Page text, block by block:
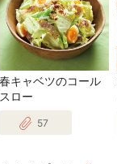
春キャベツのコール
スロー
57